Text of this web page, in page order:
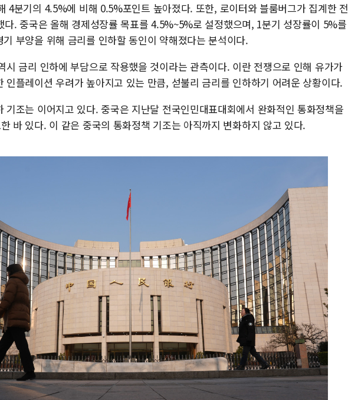
4분기의 4.5%에 비해 0.5%포인트 높아졌다. 또한, 로이터와 블룸버그가 집계한 전
다. 중국은 올해 경제성장률 목표를 4.5%~5%로 설정했으며, 1분기 성장률이 5%를
부양을 위해 금리를 인하할 동인이 약해졌다는 분석이다.
시 금리 인하에 부담으로 작용했을 것이라는 관측이다. 이란 전쟁으로 인해 유가가
인플레이션 우려가 높아지고 있는 만큼, 섣불리 금리를 인하하기 어려운 상황이다.
기조는 이어지고 있다. 중국은 지난달 전국인민대표대회에서 완화적인 통화정책을
바 있다. 이 같은 중국의 통화정책 기조는 아직까지 변화하지 않고 있다.